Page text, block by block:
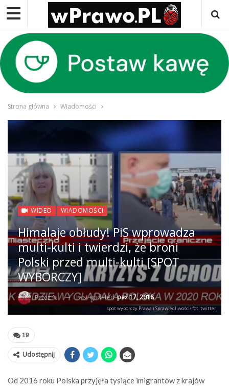
Strona główna Wiadomości
WIDEO WIADOMOŚCI
Himalaje obłudy! PiS wprowadza
multi-kulti i twierdzi, że broni
Polski przed multi-kulti [SPOT
WYBORCZY]
Przez % Last updatedpaź 17, 2018
spot wyborczy Prawa i Sprawiedliwości/ fot. twitter
19
Udostępnij
Od 2016 roku Polska przyjęła tysiące imigrantów z krajów